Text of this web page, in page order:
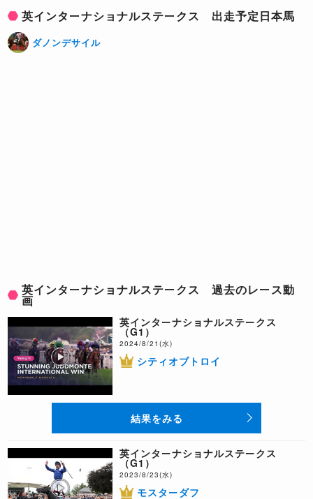
英インターナショナルステークス 出走予定日本馬
ダノンデサイル
英インターナショナルステークス 過去のレース動
画
英インターナショナルステークス
（G1）
2024/8/21(水)
シティオブトロイ
結果をみる
英インターナショナルステークス
（G1）
2023/8/23(水)
モスターダフ